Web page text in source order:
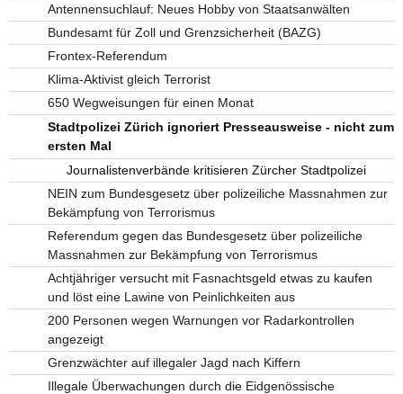
Antennensuchlauf: Neues Hobby von Staatsanwälten
Bundesamt für Zoll und Grenzsicherheit (BAZG)
Frontex-Referendum
Klima-Aktivist gleich Terrorist
650 Wegweisungen für einen Monat
Stadtpolizei Zürich ignoriert Presseausweise - nicht zum
ersten Mal
Journalistenverbände kritisieren Zürcher Stadtpolizei
NEIN zum Bundesgesetz über polizeiliche Massnahmen zur
Bekämpfung von Terrorismus
Referendum gegen das Bundesgesetz über polizeiliche
Massnahmen zur Bekämpfung von Terrorismus
Achtjähriger versucht mit Fasnachtsgeld etwas zu kaufen
und löst eine Lawine von Peinlichkeiten aus
200 Personen wegen Warnungen vor Radarkontrollen
angezeigt
Grenzwächter auf illegaler Jagd nach Kiffern
Illegale Überwachungen durch die Eidgenössische